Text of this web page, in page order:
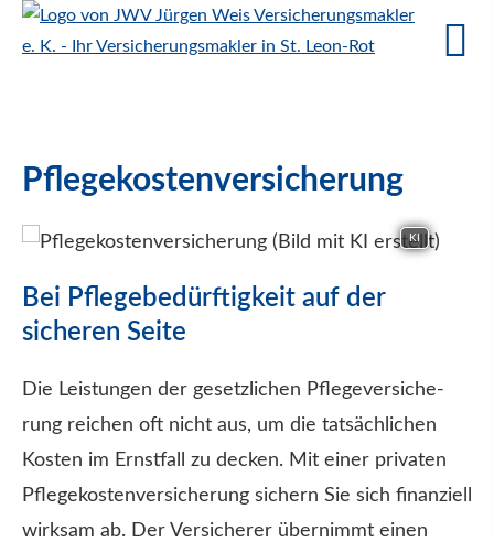
Pflegekostenversicherung
KI
Bei Pflegebedürftigkeit auf der
sicheren Seite
Die Leistungen der gesetzlichen Pflege­ver­si­che­
rung reichen oft nicht aus, um die tatsächlichen
Kosten im Ernstfall zu decken. Mit einer privaten
Pflegekostenversicherung sichern Sie sich finanziell
wirksam ab. Der Versicherer übernimmt einen